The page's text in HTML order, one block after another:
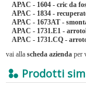
APAC - 1604 - cric da
APAC - 1834 -
APAC - 1673AT -
APAC - 1731.E1 -
APAC - 1731.CQ -
vai alla scheda azienda per
Prodotti